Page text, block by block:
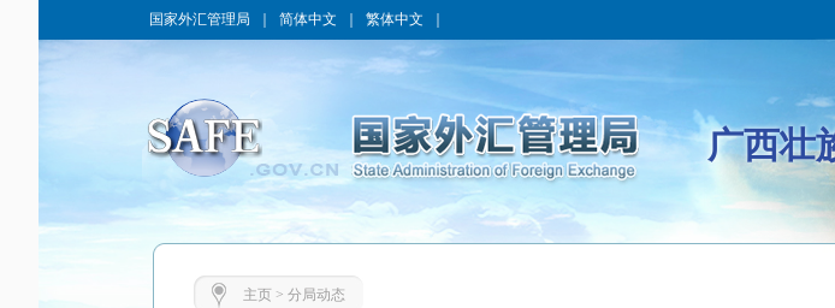
国家外汇管理局 简体中文 繁体中文
广西壮
主页> 分局动态